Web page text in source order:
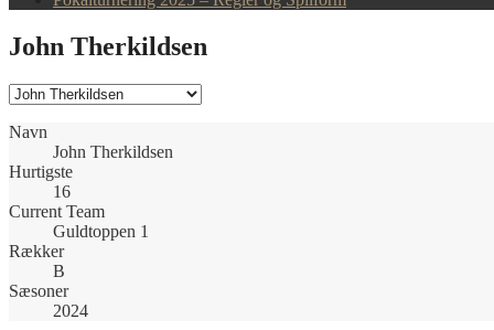
John Therkildsen
Navn
John Therkildsen
Hurtigste
16
Current Team
Guldtoppen 1
Rækker
B
Sæsoner
2024